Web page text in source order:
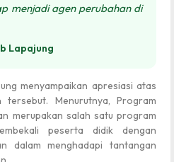
menjadi agen perubahan di
Lapajung
menyampaikan apresiasi atas
tersebut. Menurutnya, Program
merupakan salah satu program
peserta didik dengan
dalam menghadapi tantangan